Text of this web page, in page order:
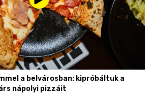
a belvárosban: kipróbáltuk a
nápolyi pizzáit